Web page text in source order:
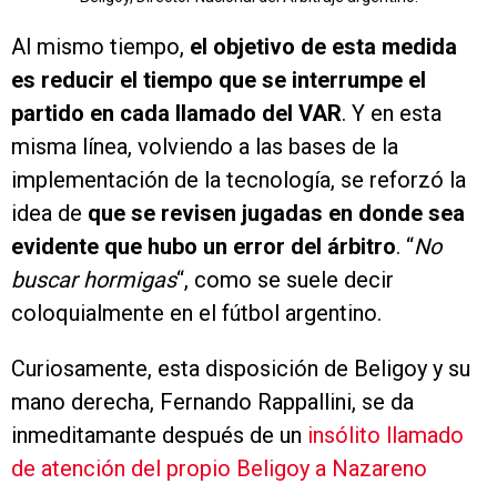
Al mismo tiempo, el objetivo de esta medida
es reducir el tiempo que se interrumpe el
partido en cada llamado del VAR. Y en esta
misma línea, volviendo a las bases de la
implementación de la tecnología, se reforzó la
idea de que se revisen jugadas en donde sea
evidente que hubo un error del árbitro. “No
buscar hormigas“, como se suele decir
coloquialmente en el fútbol argentino.
Curiosamente, esta disposición de Beligoy y su
mano derecha, Fernando Rappallini, se da
inmeditamante después de un insólito llamado
de atención del propio Beligoy a Nazareno